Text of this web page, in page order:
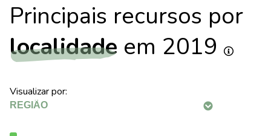
Principais recursos por
localidade em 2019
Visualizar por: